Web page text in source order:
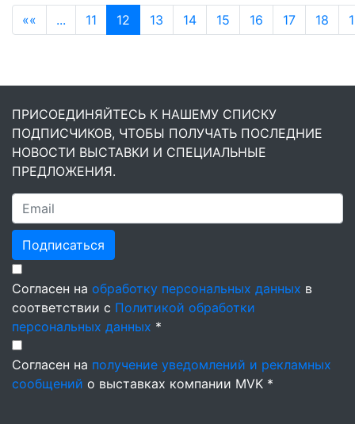
«« ... 11 12 13 14 15 16 17 18
ПРИСОЕДИНЯЙТЕСЬ К НАШЕМУ СПИСКУ
ПОДПИСЧИКОВ, ЧТОБЫ ПОЛУЧАТЬ ПОСЛЕДНИЕ
НОВОСТИ ВЫСТАВКИ И СПЕЦИАЛЬНЫЕ
ПРЕДЛОЖЕНИЯ.
Подписаться
Согласен на обработку персональных данных в
соответствии с Политикой обработки
персональных данных *
Согласен на получение уведомлений и рекламных
сообщений о выставках компании MVK *